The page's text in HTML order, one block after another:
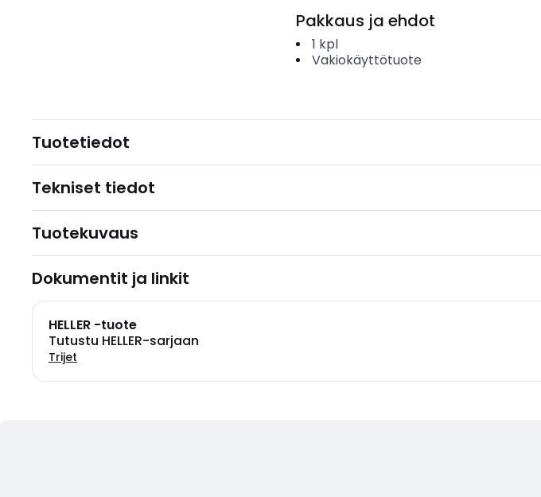
Pakkaus ja ehdot
1 kpl
Vakiokäyttötuote
Tuotetiedot
Tekniset tiedot
Tuotekuvaus
Dokumentit ja linkit
HELLER -tuote
Tutustu HELLER-sarjaan
Trijet